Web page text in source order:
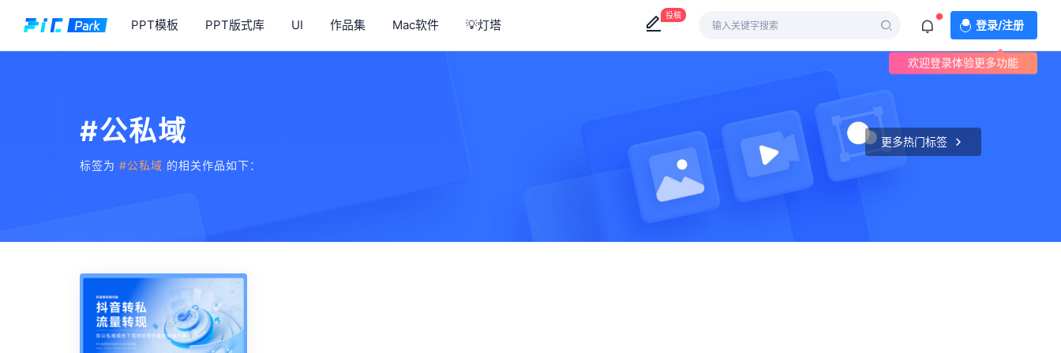
PPT模板 PPT版式库 UI 作品集 Mac软件 💡灯塔
投稿
登录/注册
欢迎登录体验更多功能
#公私域
标签为 #公私域 的相关作品如下：
更多热门标签